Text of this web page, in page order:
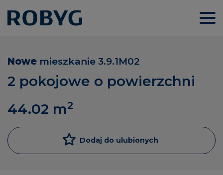
Nowe mieszkanie 3.9.1M02
2 pokojowe o powierzchni
44.02 m2
Dodaj do ulubionych